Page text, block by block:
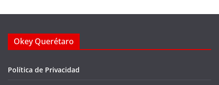
Okey Querétaro
Política de Privacidad